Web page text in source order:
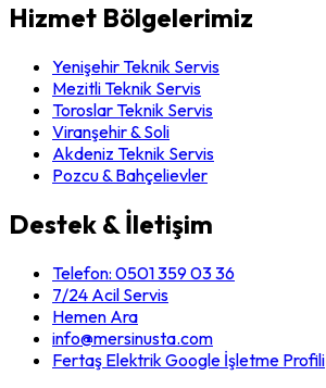
Hizmet Bölgelerimiz
Yenişehir Teknik Servis
Mezitli Teknik Servis
Toroslar Teknik Servis
Viranşehir & Soli
Akdeniz Teknik Servis
Pozcu & Bahçelievler
Destek & İletişim
Telefon: 0501 359 03 36
7/24 Acil Servis
Hemen Ara
info@mersinusta.com
Fertaş Elektrik Google İşletme Profili